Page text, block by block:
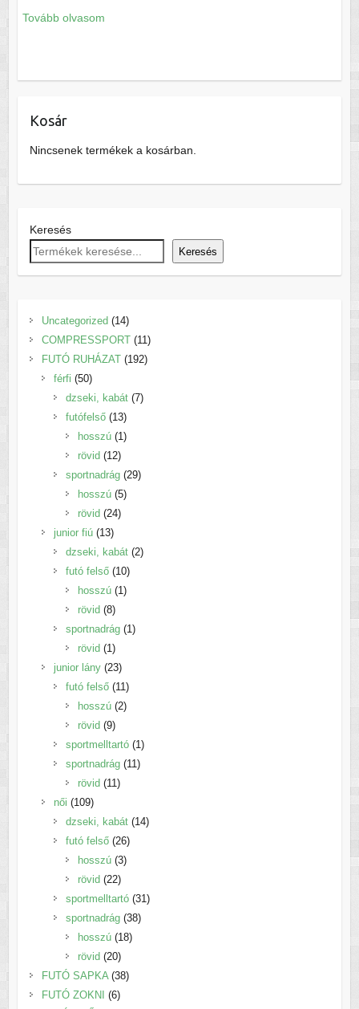
Tovább olvasom
Kosár
Nincsenek termékek a kosárban.
Keresés
Keresés
Uncategorized 1414
termék
COMPRESSPORT 1111
termék
FUTÓ RUHÁZAT 192192
férfi 5050
termék
dzseki, kabát 77
futófelső 1313
termék
hosszú 11
rövid 1212
termék
sportnadrág 2929
hosszú 55
rövid 2424
junior fiú 1313
termék
dzseki, kabát 22
futó felső 1010
termék
hosszú 11
rövid 88
termék
sportnadrág 11
rövid 11
termék
junior lány 2323
termék
futó felső 1111
termék
hosszú 22
rövid 99
termék
sportmelltartó 11
termék
sportnadrág 1111
rövid 1111
női 109109
termék
dzseki, kabát 1414
futó felső 2626
termék
hosszú 33
rövid 2222
termék
sportmelltartó 3131
sportnadrág 3838
hosszú 1818
rövid 2020
termék
FUTÓ SAPKA 3838
FUTÓ ZOKNI 66